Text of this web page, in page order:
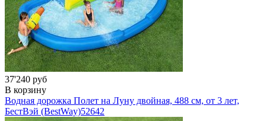
37'240 руб
В корзину
Водная дорожка Полет на Луну двойная, 488 см, от 3 лет,
БестВэй (BestWay)52642